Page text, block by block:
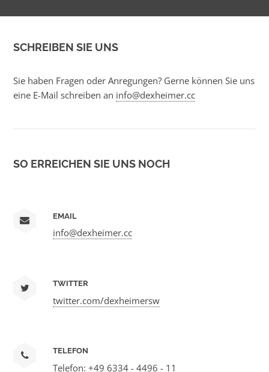
SCHREIBEN SIE UNS
Sie haben Fragen oder Anregungen? Gerne können Sie uns
eine E-Mail schreiben an info@dexheimer.cc
SO ERREICHEN SIE UNS NOCH
EMAIL
info@dexheimer.cc
TWITTER
twitter.com/dexheimersw
TELEFON
Telefon: +49 6334 - 4496 - 11